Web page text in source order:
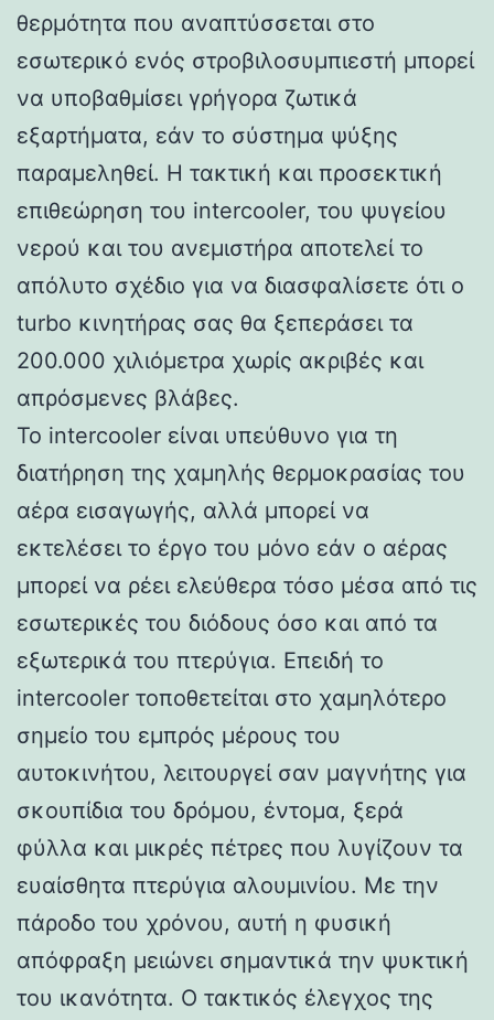
θερμότητα που αναπτύσσεται στο
εσωτερικό ενός στροβιλοσυμπιεστή μπορεί
να υποβαθμίσει γρήγορα ζωτικά
εξαρτήματα, εάν το σύστημα ψύξης
παραμεληθεί. Η τακτική και προσεκτική
επιθεώρηση του intercooler, του ψυγείου
νερού και του ανεμιστήρα αποτελεί το
απόλυτο σχέδιο για να διασφαλίσετε ότι ο
turbo κινητήρας σας θα ξεπεράσει τα
200.000 χιλιόμετρα χωρίς ακριβές και
απρόσμενες βλάβες.
Το intercooler είναι υπεύθυνο για τη
διατήρηση της χαμηλής θερμοκρασίας του
αέρα εισαγωγής, αλλά μπορεί να
εκτελέσει το έργο του μόνο εάν ο αέρας
μπορεί να ρέει ελεύθερα τόσο μέσα από τις
εσωτερικές του διόδους όσο και από τα
εξωτερικά του πτερύγια. Επειδή το
intercooler τοποθετείται στο χαμηλότερο
σημείο του εμπρός μέρους του
αυτοκινήτου, λειτουργεί σαν μαγνήτης για
σκουπίδια του δρόμου, έντομα, ξερά
φύλλα και μικρές πέτρες που λυγίζουν τα
ευαίσθητα πτερύγια αλουμινίου. Με την
πάροδο του χρόνου, αυτή η φυσική
απόφραξη μειώνει σημαντικά την ψυκτική
του ικανότητα. Ο τακτικός έλεγχος της